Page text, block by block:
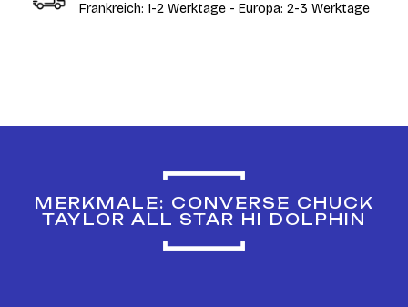
Frankreich: 1-2 Werktage - Europa: 2-3 Werktage
MERKMALE: CONVERSE CHUCK
TAYLOR ALL STAR HI DOLPHIN